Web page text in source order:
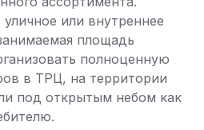
или внутреннее
площадь
полноценную
в ТРЦ, на территории
под открытым небом как